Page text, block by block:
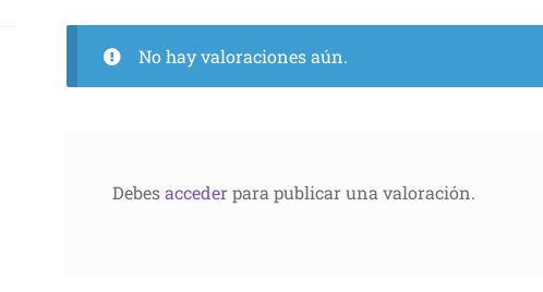
No hay valoraciones aún.
Debesaccederpara publicar una valoración.